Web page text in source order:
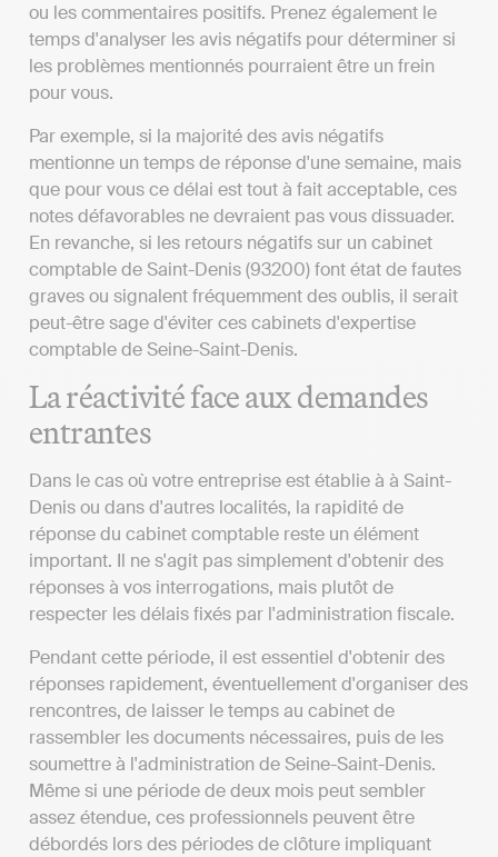
ou les commentaires positifs. Prenez également le
temps d'analyser les avis négatifs pour déterminer si
les problèmes mentionnés pourraient être un frein
pour vous.
Par exemple, si la majorité des avis négatifs
mentionne un temps de réponse d'une semaine, mais
que pour vous ce délai est tout à fait acceptable, ces
notes défavorables ne devraient pas vous dissuader.
En revanche, si les retours négatifs sur un cabinet
comptable de Saint-Denis (93200) font état de fautes
graves ou signalent fréquemment des oublis, il serait
peut-être sage d'éviter ces cabinets d'expertise
comptable de Seine-Saint-Denis.
La réactivité face aux demandes
entrantes
Dans le cas où votre entreprise est établie à à Saint-
Denis ou dans d'autres localités, la rapidité de
réponse du cabinet comptable reste un élément
important. Il ne s'agit pas simplement d'obtenir des
réponses à vos interrogations, mais plutôt de
respecter les délais fixés par l'administration fiscale.
Pendant cette période, il est essentiel d'obtenir des
réponses rapidement, éventuellement d'organiser des
rencontres, de laisser le temps au cabinet de
rassembler les documents nécessaires, puis de les
soumettre à l'administration de Seine-Saint-Denis.
Même si une période de deux mois peut sembler
assez étendue, ces professionnels peuvent être
débordés lors des périodes de clôture impliquant